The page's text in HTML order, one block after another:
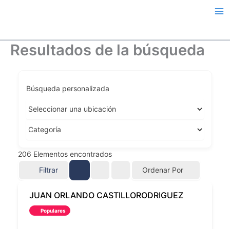
Resultados de la búsqueda
Búsqueda personalizada
206 Elementos encontrados
Filtrar
Ordenar Por
JUAN ORLANDO CASTILLORODRIGUEZ
Populares